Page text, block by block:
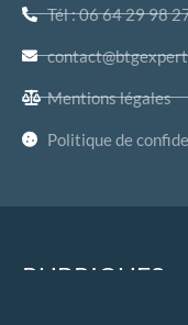
Tél : 06 64 29 98
Mentions légales
Politique de
RUBRIQUES